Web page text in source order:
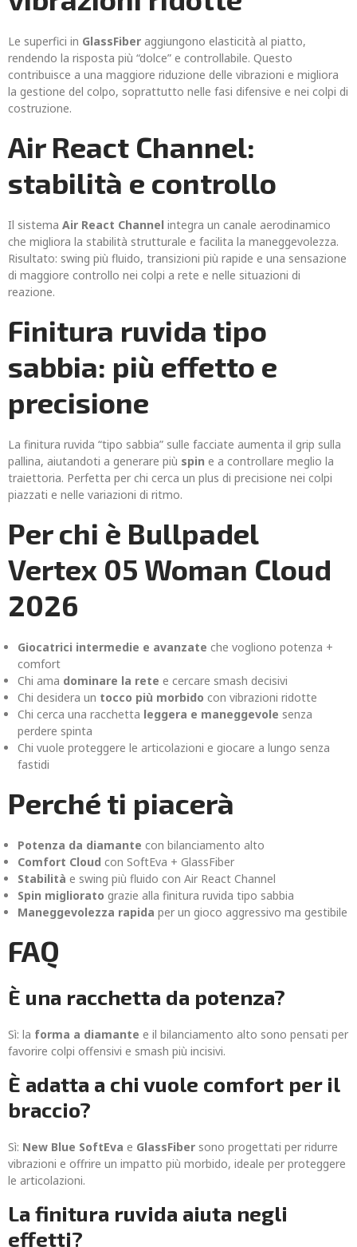
Le superfici in GlassFiber aggiungono elasticità al piatto,
rendendo la risposta più “dolce” e controllabile. Questo
contribuisce a una maggiore riduzione delle vibrazioni e migliora
la gestione del colpo, soprattutto nelle fasi difensive e nei colpi di
costruzione.
Air React Channel:
stabilità e controllo
Il sistema Air React Channel integra un canale aerodinamico
che migliora la stabilità strutturale e facilita la maneggevolezza.
Risultato: swing più fluido, transizioni più rapide e una sensazione
di maggiore controllo nei colpi a rete e nelle situazioni di
reazione.
Finitura ruvida tipo
sabbia: più effetto e
precisione
La finitura ruvida “tipo sabbia” sulle facciate aumenta il grip sulla
pallina, aiutandoti a generare più spin e a controllare meglio la
traiettoria. Perfetta per chi cerca un plus di precisione nei colpi
piazzati e nelle variazioni di ritmo.
Per chi è Bullpadel
Vertex 05 Woman Cloud
2026
Giocatrici intermedie e avanzate che vogliono potenza +
comfort
Chi ama dominare la rete e cercare smash decisivi
Chi desidera un tocco più morbido con vibrazioni ridotte
Chi cerca una racchetta leggera e maneggevole senza
perdere spinta
Chi vuole proteggere le articolazioni e giocare a lungo senza
fastidi
Perché ti piacerà
Potenza da diamante con bilanciamento alto
Comfort Cloud con SoftEva + GlassFiber
Stabilità e swing più fluido con Air React Channel
Spin migliorato grazie alla finitura ruvida tipo sabbia
Maneggevolezza rapida per un gioco aggressivo ma gestibile
FAQ
È una racchetta da potenza?
Sì: la forma a diamante e il bilanciamento alto sono pensati per
favorire colpi offensivi e smash più incisivi.
È adatta a chi vuole comfort per il
braccio?
Sì: New Blue SoftEva e GlassFiber sono progettati per ridurre
vibrazioni e offrire un impatto più morbido, ideale per proteggere
le articolazioni.
La finitura ruvida aiuta negli
effetti?